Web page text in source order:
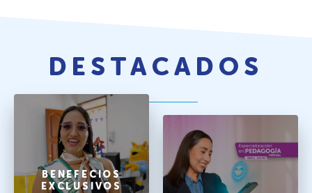
DESTACADOS
BENEFECIOS
EXCLUSIVOS